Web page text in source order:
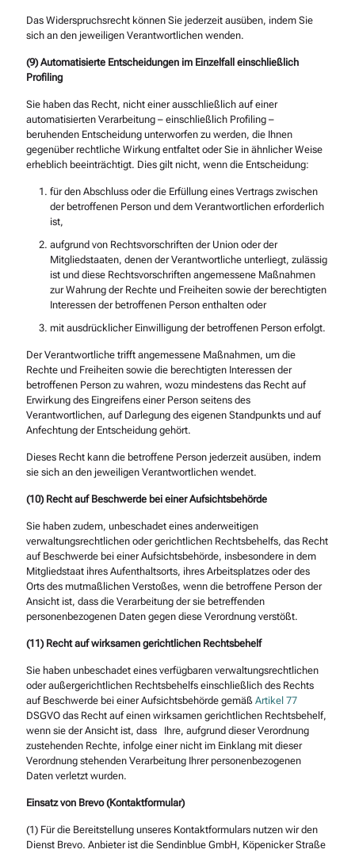
Das Widerspruchsrecht können Sie jederzeit ausüben, indem Sie
sich an den jeweiligen Verantwortlichen wenden.
(9) Automatisierte Entscheidungen im Einzelfall einschließlich
Profiling
Sie haben das Recht, nicht einer ausschließlich auf einer
automatisierten Verarbeitung – einschließlich Profiling –
beruhenden Entscheidung unterworfen zu werden, die Ihnen
gegenüber rechtliche Wirkung entfaltet oder Sie in ähnlicher Weise
erheblich beeinträchtigt. Dies gilt nicht, wenn die Entscheidung:
für den Abschluss oder die Erfüllung eines Vertrags zwischen
der betroffenen Person und dem Verantwortlichen erforderlich
ist,
aufgrund von Rechtsvorschriften der Union oder der
Mitgliedstaaten, denen der Verantwortliche unterliegt, zulässig
ist und diese Rechtsvorschriften angemessene Maßnahmen
zur Wahrung der Rechte und Freiheiten sowie der berechtigten
Interessen der betroffenen Person enthalten oder
mit ausdrücklicher Einwilligung der betroffenen Person erfolgt.
Der Verantwortliche trifft angemessene Maßnahmen, um die
Rechte und Freiheiten sowie die berechtigten Interessen der
betroffenen Person zu wahren, wozu mindestens das Recht auf
Erwirkung des Eingreifens einer Person seitens des
Verantwortlichen, auf Darlegung des eigenen Standpunkts und auf
Anfechtung der Entscheidung gehört.
Dieses Recht kann die betroffene Person jederzeit ausüben, indem
sie sich an den jeweiligen Verantwortlichen wendet.
(10) Recht auf Beschwerde bei einer Aufsichtsbehörde
Sie haben zudem, unbeschadet eines anderweitigen
verwaltungsrechtlichen oder gerichtlichen Rechtsbehelfs, das Recht
auf Beschwerde bei einer Aufsichtsbehörde, insbesondere in dem
Mitgliedstaat ihres Aufenthaltsorts, ihres Arbeitsplatzes oder des
Orts des mutmaßlichen Verstoßes, wenn die betroffene Person der
Ansicht ist, dass die Verarbeitung der sie betreffenden
personenbezogenen Daten gegen diese Verordnung verstößt.
(11) Recht auf wirksamen gerichtlichen Rechtsbehelf
Sie haben unbeschadet eines verfügbaren verwaltungsrechtlichen
oder außergerichtlichen Rechtsbehelfs einschließlich des Rechts
auf Beschwerde bei einer Aufsichtsbehörde gemäß Artikel 77
DSGVO das Recht auf einen wirksamen gerichtlichen Rechtsbehelf,
wenn sie der Ansicht ist, dass Ihre, aufgrund dieser Verordnung
zustehenden Rechte, infolge einer nicht im Einklang mit dieser
Verordnung stehenden Verarbeitung Ihrer personenbezogenen
Daten verletzt wurden.
Einsatz von Brevo (Kontaktformular)
(1) Für die Bereitstellung unseres Kontaktformulars nutzen wir den
Dienst Brevo. Anbieter ist die Sendinblue GmbH, Köpenicker Straße